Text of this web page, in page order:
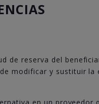
de reserva del
modificar y sustituir la